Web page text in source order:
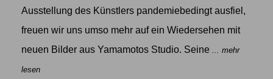
Ausstellung des Künstlers pandemiebedingt ausfiel,
freuen wir uns umso mehr auf ein Wiedersehen mit
neuen Bilder aus Yamamotos Studio. Seine ... mehr
lesen